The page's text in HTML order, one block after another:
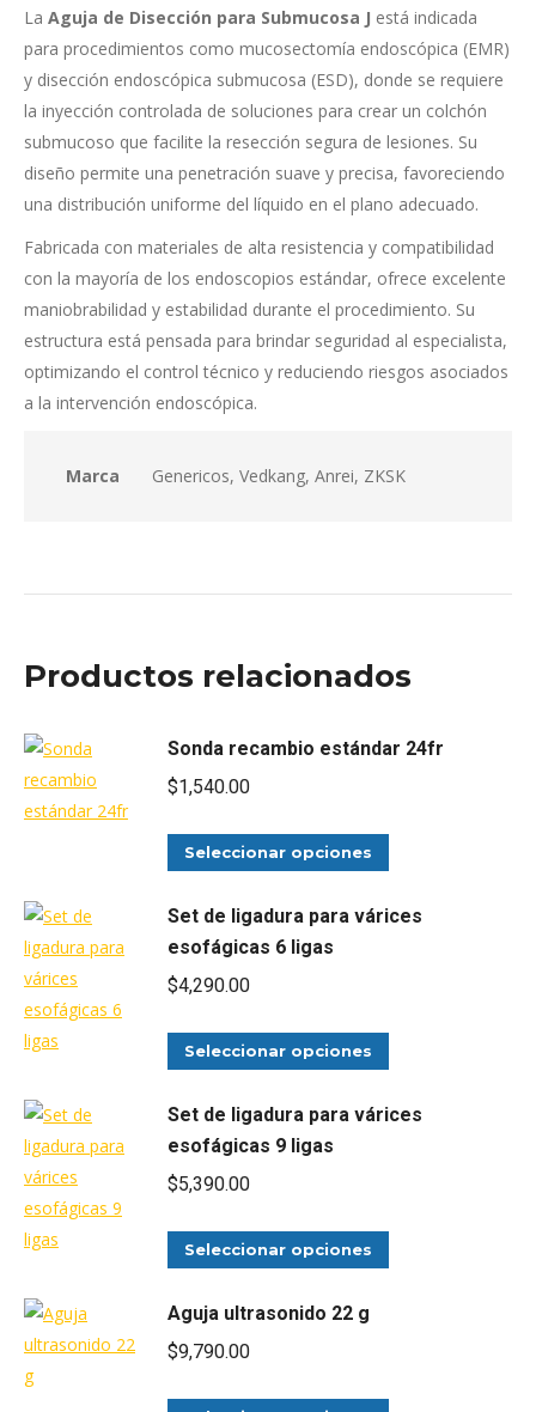
La Aguja de Disección para Submucosa J está indicada
para procedimientos como mucosectomía endoscópica (EMR)
y disección endoscópica submucosa (ESD), donde se requiere
la inyección controlada de soluciones para crear un colchón
submucoso que facilite la resección segura de lesiones. Su
diseño permite una penetración suave y precisa, favoreciendo
una distribución uniforme del líquido en el plano adecuado.
Fabricada con materiales de alta resistencia y compatibilidad
con la mayoría de los endoscopios estándar, ofrece excelente
maniobrabilidad y estabilidad durante el procedimiento. Su
estructura está pensada para brindar seguridad al especialista,
optimizando el control técnico y reduciendo riesgos asociados
a la intervención endoscópica.
Marca Genericos, Vedkang, Anrei, ZKSK
Productos relacionados
Sonda recambio estándar 24fr
$1,540.00
Seleccionar opciones
producto
tiene
opciones
se
elegir
Set de ligadura para várices
esofágicas 6 ligas
$4,290.00
Seleccionar opciones
producto
tiene
opciones
se
Set de ligadura para várices
esofágicas 9 ligas
$5,390.00
Seleccionar opciones
producto
Las
Aguja ultrasonido 22 g
$9,790.00